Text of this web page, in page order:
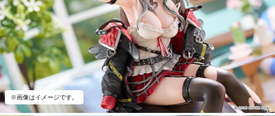
※画像はイメージです。